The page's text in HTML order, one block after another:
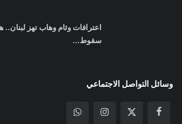
اعترافات وئام وهاب تهز
سقوط...
وسائل التواصل الاجتماعي